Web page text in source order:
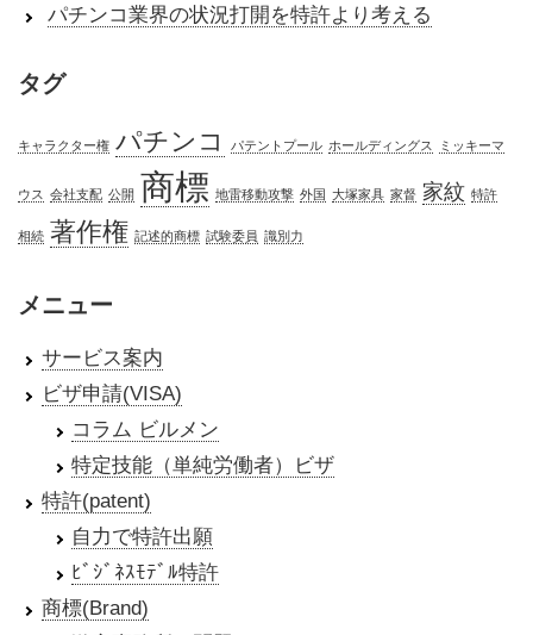
パチンコ業界の状況打開を特許より考える
タグ
キャラクター権 パチンコ パテントプール ホールディングス ミッキーマ
ウス 会社支配 公開 商標 地雷移動攻撃 外国 大塚家具 家督 家紋 特許
相続 著作権 記述的商標 試験委員 識別力
メニュー
サービス案内
ビザ申請(VISA)
コラム ビルメン
特定技能（単純労働者）ビザ
特許(patent)
自力で特許出願
ﾋﾞｼﾞﾈｽﾓﾃﾞﾙ特許
商標(Brand)